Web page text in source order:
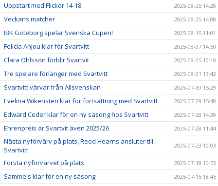
Uppstart med Flickor 14-18 2025-08-25 14:28
Veckans matcher 2025-08-25 14:08
IBK Göteborg spelar Svenska Cupen! 2025-08-15 11:01
Felicia Anjou klar för Svartvitt 2025-08-07 14:50
Clara Ohlsson förblir Svartvit 2025-08-05 10:10
Tre spelare förlänger med Svartvitt 2025-08-01 13:42
Svartvitt värvar från Allsvenskan 2025-07-30 15:29
Evelina Wikensten klar för fortsättning med Svartvitt 2025-07-29 15:40
Edward Ceder klar för en ny säsong hos Svartvitt 2025-07-28 14:30
Ehrenpreis är Svartvit även 2025/26 2025-07-28 11:44
Nästa nyförvärv på plats, Reed Hearns ansluter till
Svartvitt
2025-07-23 10:03
Första nyförvärvet på plats 2025-07-18 10:53
Sammels klar för en ny säsong 2025-07-15 18:45